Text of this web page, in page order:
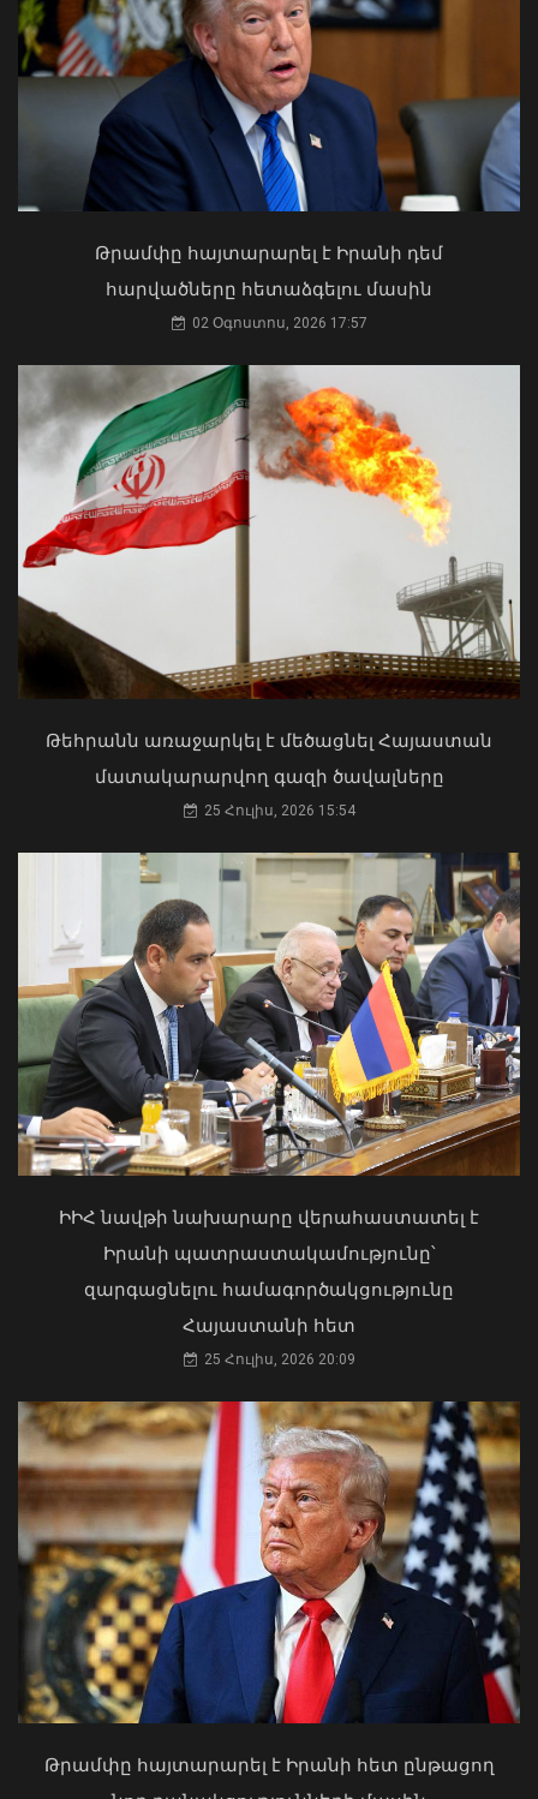
Արարատ Միրզոյանը 5-օրյա
արձակուրդում կգտնվի
08 Օգոստոս, 2026 10:01
Cherokee»-ն և «Toyota Camry»-ն
07 Օգոստոս, 2026 23:54
«Դոլֆին» թայֆունը շարժվում է դեպի
Չինաստան․ վտանգի տակ է մինչև 30
միլիոն մարդ․ Լևոն Ազիզյան
Ուկրաինայի Գերագույն Ռադայի
նախագահը շնորհավորել է ՀՀ ԱԺ
նախագահին
04 Օգոստոս, 2026 17:41
Ի՞նչ ուղերձ էր ոտքի չկանգնելը.
Աղաջանյանը` ընդդիմությանը
02 Օգոստոս, 2026 15:22
Մկրտության արարողությունից հետո
Արտաշատում 14 մարդ թունավորման
ախտանիշներով դիմել է ԲԿ. ՀՎԿԱԿ
02 Օգոստոս, 2026 15:06
Դուք 5 տարի ինձնից փախած եք ման
եկել. Կոնջորյանը՝ «Հայաստան»
դաշինքի պատգամավորներին
04 Օգոստոս, 2026 15:53
Թրամփը հայտարարել է Իրանի դեմ
հարվածները հետաձգելու մասին
02 Օգոստոս, 2026 17:57
Թեհրանն առաջարկել է մեծացնել Հայաստան
մատակարարվող գազի ծավալները
25 Հուլիս, 2026 15:54
ԻԻՀ նավթի նախարարը վերահաստատել է
Իրանի պատրաստակամությունը՝
զարգացնելու համագործակցությունը
Հայաստանի հետ
25 Հուլիս, 2026 20:09
Թրամփը հայտարարել է Իրանի հետ ընթացող